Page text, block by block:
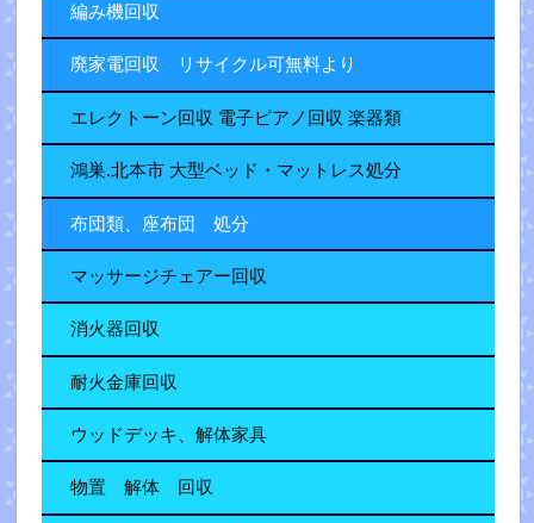
編み機回収
廃家電回収 リサイクル可無料より
エレクトーン回収 電子ピアノ回収 楽器類
鴻巣.北本市 大型ベッド・マットレス処分
布団類、座布団 処分
マッサージチェアー回収
消火器回収
耐火金庫回収
ウッドデッキ、解体家具
物置 解体 回収